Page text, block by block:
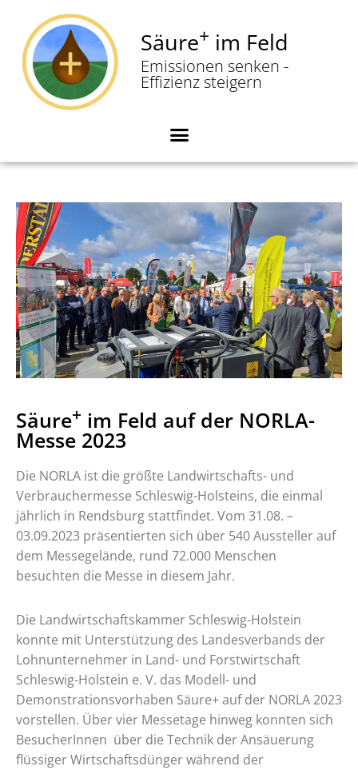
Zum
Inhalt
springen
Säure+ im Feld
Emissionen senken -
Effizienz steigern
Säure+ im Feld auf der NORLA-
Messe 2023
Die NORLA ist die größte Landwirtschafts- und
Verbrauchermesse Schleswig-Holsteins, die einmal
jährlich in Rendsburg stattfindet. Vom 31.08. –
03.09.2023 präsentierten sich über 540 Aussteller auf
dem Messegelände, rund 72.000 Menschen
besuchten die Messe in diesem Jahr.
Die Landwirtschaftskammer Schleswig-Holstein
konnte mit Unterstützung des Landesverbands der
Lohnunternehmer in Land- und Forstwirtschaft
Schleswig-Holstein e. V. das Modell- und
Demonstrationsvorhaben Säure+ auf der NORLA 2023
vorstellen. Über vier Messetage hinweg konnten sich
BesucherInnen über die Technik der Ansäuerung
flüssiger Wirtschaftsdünger während der